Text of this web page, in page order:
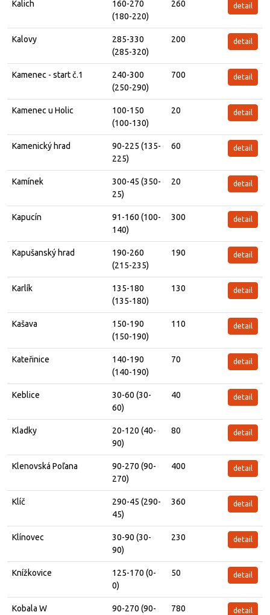
Kalich
160-270
(180-220)
260 detail
Kalovy
285-330
(285-320)
200 detail
Kamenec - start č.1
240-300
(250-290)
700 detail
Kamenec u Holic
100-150
(100-130)
20 detail
Kamenický hrad
90-225 (135-
225)
60 detail
Kamínek
300-45 (350-
25)
20 detail
Kapucín
91-160 (100-
140)
300 detail
Kapušanský hrad
190-260
(215-235)
190 detail
Karlík
135-180
(135-180)
130 detail
Kašava
150-190
(150-190)
110 detail
Kateřinice
140-190
(140-190)
70 detail
Keblice
30-60 (30-
60)
40 detail
Kladky
20-120 (40-
90)
80 detail
Klenovská Poľana
90-270 (90-
270)
400 detail
Klíč
290-45 (290-
45)
360 detail
Klínovec
30-90 (30-
90)
230 detail
Knížkovice
125-170 (0-
0)
50 detail
Kobala W
90-270 (90-
780 detail